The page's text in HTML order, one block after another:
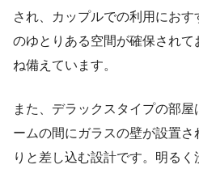
され、カップルでの利用にお
のゆとりある空間が確保され
ね備えています。
また、デラックスタイプの部
ームの間にガラスの壁が設置
りと差し込む設計です。明る